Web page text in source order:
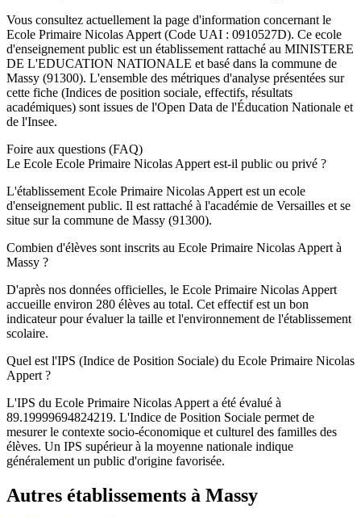
Vous consultez actuellement la page d'information concernant le
Ecole Primaire Nicolas Appert (Code UAI : 0910527D). Ce ecole
d'enseignement public est un établissement rattaché au MINISTERE
DE L'EDUCATION NATIONALE et basé dans la commune de
Massy (91300). L'ensemble des métriques d'analyse présentées sur
cette fiche (Indices de position sociale, effectifs, résultats
académiques) sont issues de l'Open Data de l'Éducation Nationale et
de l'Insee.
Foire aux questions (FAQ)
Le Ecole Ecole Primaire Nicolas Appert est-il public ou privé ?
L'établissement Ecole Primaire Nicolas Appert est un ecole
d'enseignement public. Il est rattaché à l'académie de Versailles et se
situe sur la commune de Massy (91300).
Combien d'élèves sont inscrits au Ecole Primaire Nicolas Appert à
Massy ?
D'après nos données officielles, le Ecole Primaire Nicolas Appert
accueille environ 280 élèves au total. Cet effectif est un bon
indicateur pour évaluer la taille et l'environnement de l'établissement
scolaire.
Quel est l'IPS (Indice de Position Sociale) du Ecole Primaire Nicolas
Appert ?
L'IPS du Ecole Primaire Nicolas Appert a été évalué à
89.19999694824219. L'Indice de Position Sociale permet de
mesurer le contexte socio-économique et culturel des familles des
élèves. Un IPS supérieur à la moyenne nationale indique
généralement un public d'origine favorisée.
Autres établissements à Massy